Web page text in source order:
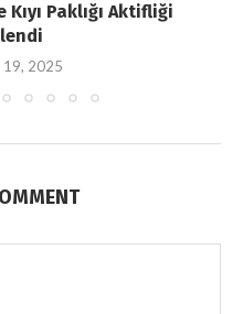
Kıyı Paklığı Aktifliği
19, 2025